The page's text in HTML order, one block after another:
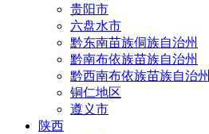
贵阳市
六盘水市
黔东南苗族侗族自治州
黔南布依族苗族自治州
黔西南布依族苗族自治州
铜仁地区
遵义市
陕西